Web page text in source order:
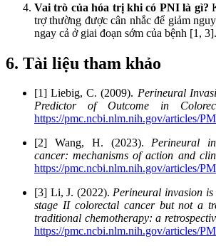
Vai trò của hóa trị khi có PNI là gì?
trợ thường được cân nhắc để giảm
ngay cả ở giai đoạn sớm của bệnh [1, 3].
6. Tài liệu tham khảo
[1] Liebig, C. (2009). Perineural
Predictor of Outcome in
https://pmc.ncbi.nlm.nih.gov/articles/
[2] Wang, H. (2023).Perineural
cancer: mechanisms of action and
https://pmc.ncbi.nlm.nih.gov/articles/
[3] Li, J. (2022).Perineural invasion
stage II colorectal cancer but not a
traditional chemotherapy: a
https://pmc.ncbi.nlm.nih.gov/articles/